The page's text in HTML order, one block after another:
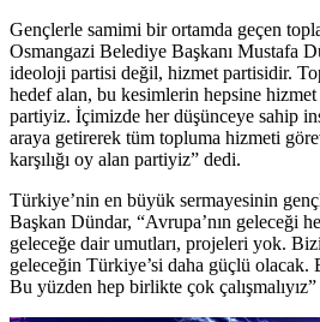
Gençlerle samimi bir ortamda geçen
Osmangazi Belediye Başkanı Mustafa
ideoloji partisi değil, hizmet partisidir.
hedef alan, bu kesimlerin hepsine
partiyiz. İçimizde her düşünceye sahip
araya getirerek tüm topluma hizmeti
karşılığı oy alan partiyiz” dedi.
Türkiye’nin en büyük sermayesinin
Başkan Dündar, “Avrupa’nın geleceği
geleceğe dair umutları, projeleri yok.
geleceğin Türkiye’si daha güçlü olacak.
Bu yüzden hep birlikte çok